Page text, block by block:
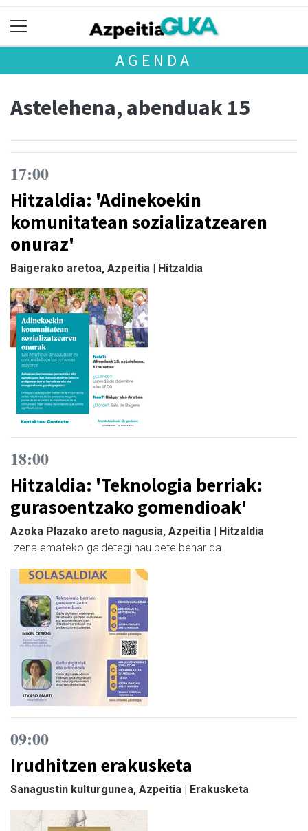
AGENDA
Astelehena, abenduak 15
17:00
Hitzaldia: 'Adinekoekin
komunitatean sozializatzearen
onuraz'
Baigerako aretoa, Azpeitia | Hitzaldia
18:00
Hitzaldia: 'Teknologia berriak:
gurasoentzako gomendioak'
Azoka Plazako areto nagusia, Azpeitia | Hitzaldia
Izena emateko galdetegi hau bete behar da.
09:00
Irudhitzen erakusketa
Sanagustin kulturgunea, Azpeitia | Erakusketa